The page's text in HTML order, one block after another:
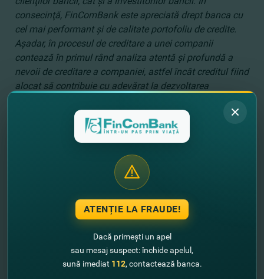
consecinţă, FinComBank este apreciată drept banca cu
cel mai performant şi de calitate portofoliu de credite.
Aşadar, în procesul de creditare a unei companii
contează în primul rând analiza atentă şi profundă a
nevoii de creditare a companiei, astfel încât creditul fiind
alocat să contribuie cu adevărat la dezvoltarea
comitetului de conducere al băncii FinComBank.
ATENȚIE LA FRAUDE!
Dacă primești un apel
sau mesaj suspect: închide apelul,
sună imediat 112, contactează banca.